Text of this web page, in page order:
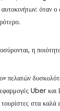
όταν
η
πελατών
Uber
στα καλά